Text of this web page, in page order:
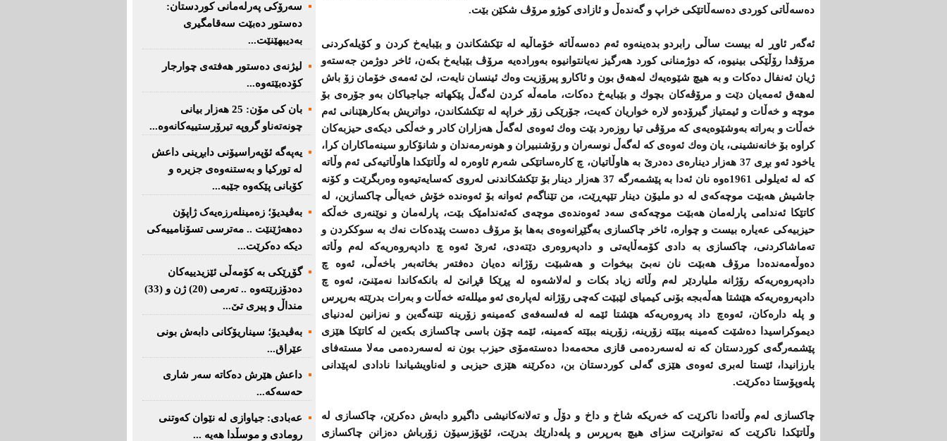
ده‌سه‌ڵاتی‌ كوردی‌ ده‌سه‌ڵاتێكی‌ خراپ و گه‌نده‌ڵ و ئازادی‌ كوژو مرۆڤ شكێن بێت.
ئه‌گه‌ر ئاوڕ له‌ بیست ساڵی‌ رابردو بده‌ینه‌وه‌ ئه‌م ده‌سه‌ڵاته‌ خۆماڵیه‌ له‌ تێكشكاندن و بێبایه‌خ كردن و كۆیله‌كردنی‌
مرۆڤدا رۆڵێكی‌ بینیوه‌، كه‌ دوژمنانی‌ كورد هه‌رگیز نه‌یانتوانیوه‌ به‌وراده‌یه‌ مرۆڤ بێبایه‌خ بكه‌ن، ئاخر دوژمن جه‌سته‌و
ژیان ئه‌نفال ده‌كات و به‌ هیچ شێوه‌یه‌ك له‌هه‌ق بون و ئاكارو پیرۆزیت وه‌ك ئینسان نایه‌ت، لێ‌ ئه‌مه‌ی‌ خۆمان زۆ باش
له‌هه‌ق ئه‌مه‌یان دێت و مرۆڤه‌كان بچوك و بێبایه‌خ ده‌كات، مامه‌ڵه‌ كردن له‌گه‌ڵ پێكهاته‌ جیاجیاكان به‌و جۆره‌ی‌ بۆ
موچه‌ و خه‌ڵات و ئیمتیاز گیرۆده‌و لاره‌ خواریان كه‌یت، جۆرێكی‌ زۆر خراپه‌ له‌ تێكشكاندن، دواتریش به‌كارهێنانی‌ ئه‌م
خه‌ڵات و به‌راته‌ به‌وشێوه‌یه‌ی‌ كه ‌مرۆڤی‌ تیا روزه‌رد بێت وه‌ك ئه‌وه‌ی‌ له‌گه‌ڵ هه‌زاران كادر و خه‌ڵكی‌ دیكه‌ی‌ حیزبه‌كان
كراوه‌ بۆ خانه‌نشینی،‌ یان وه‌ك ئه‌وه‌ی‌ كه‌ له‌گه‌ڵ نوسه‌ران و رۆشنبیران و هونه‌رمه‌ندان و شانۆكارو سینه‌ماكاران كرا،
یاخود ئه‌و بڕی‌ 37 هه‌زار دیناره‌ی‌ ده‌درێ‌ به‌ هاوڵاتیان، چ كاره‌ساتێكی‌ شه‌رم ئاوه‌ره‌ له ‌وڵاتێكدا هاوڵاتیه‌كی‌ ئه‌م وڵاته‌
كه‌ له ‌ئه‌یلولی‌ 1961ه‌وه‌ نان ئه‌دا به‌ پێشمه‌رگه‌ 37 هه‌زار دینار بۆ تێكشكاندنی‌ له‌روی‌ كه‌سایه‌تیه‌وه‌ وه‌ربگرێت و كۆنه‌
جاشیش هه‌بێت موچه‌كه‌ی‌ له‌ دو ملیۆن دینار تێپه‌ڕێت، من تێناگه‌م ئه‌وانه‌ بۆ ئه‌وه‌نده‌ خۆش خه‌یاڵی‌ چاكسازین، له‌
كاتێكا ئه‌ندامی‌ پارله‌مان هه‌بێت موچەکەی سه‌د ئه‌وه‌نده‌ی‌ موچەی كه‌ئه‌ندامێک بێت، پارله‌مان و نوێنه‌ری‌ خه‌ڵكه‌
حیزبیه‌كی‌ عه‌یاره‌ بیست و چواره‌، ئاخر چاكسازی‌ به‌گێڕانه‌وه‌ی‌ به‌ها بۆ مرۆڤ ده‌ست پێده‌كات نه‌ك به‌ سوككردن و
ته‌ماشاكردنی‌، چاكسازی‌ به‌ دادی‌ كۆمه‌ڵایه‌تی‌ و دادپه‌روه‌ری‌ دێته‌دی‌، ئه‌رێ‌ ئه‌وه‌ چ دادپه‌روه‌ریه‌كه‌ له‌م وڵاته‌
ده‌وڵه‌مه‌نده‌دا مرۆڤ هه‌بێت نان نه‌بێ‌ بیخوات و هه‌شبێت رۆژانه‌ ده‌یان ده‌فته‌ر بخاته‌به‌ر باخه‌ڵی‌، ئه‌وه‌ چ
دادپه‌روه‌ریه‌كه‌ رۆژانه‌ ملیاردێر له‌م وڵاته‌ زیاد بكات و له‌لاشه‌وه‌ له‌ پڕێكا قڕانێ‌ له‌ بانكه‌كاندا نه‌مێنێ‌، ئه‌وه‌ چ
دادپه‌روه‌ریه‌كه ‌هێشتا هه‌ڵه‌بجه‌ بۆنی‌ كیمیای‌ لێبێت كه‌چی‌ رۆژانه‌ له‌پاره‌ی‌ ئه‌و میلله‌ته‌ خه‌ڵات و به‌رات بدرێته‌ به‌رپرس
و پله‌ داره‌كان، ئه‌وه‌چ داد په‌روه‌ریه‌كه‌ هێشتا ئێمه‌ له‌ فه‌لسه‌فه‌ی‌ كه‌مینه‌و زۆرینه‌ تێنه‌گه‌ین و نه‌زانین له‌دنیای‌
دیموكراسیدا ده‌شێت كه‌مینه‌ ببێته‌ زۆرینه‌، زۆرینه‌ ببێته‌ كه‌مینه‌، ئێمه‌ چۆن باسی‌ چاكسازی‌ بكه‌ین له‌ كاتێكا هێزی‌
پێشمه‌رگه‌ی‌ كوردستان كه‌ نه ‌له‌سه‌رده‌می‌ قازی‌ محه‌مه‌دا ده‌سته‌مۆی‌ حیزب بون نه‌ له‌سه‌رده‌می‌ مه‌لا مسته‌فای‌
بارزانیدا، ئێستا له‌بری‌ ئه‌وه‌ی‌ هێزی‌ گه‌لی‌ كوردستان بن، ده‌كرێنه‌ هێزی‌ حیزبی‌ و له‌ناویشیاندا نادادی‌ له‌پێدانی‌
پله‌وپۆستا ده‌كرێت.
چاكسازی‌ له‌م وڵاته‌دا ناكرێت كه‌ خه‌ریكه‌ شاخ و داخ و دۆڵ و ته‌لانه‌كانیشی‌ داگیرو دابه‌ش ده‌كرێن، چاكسازی‌ له
‌وڵاتێكدا ناكرێت كه‌ نه‌توانرێت سزای‌ هیچ به‌رپرس و پله‌دارێك بدرێت، ئۆپۆزسیۆن زۆرباش ده‌زانن چاكسازی‌
سەرۆكی پەرلەمانی كوردستان:
دەستور دەبێت سەقامگیری
بەدیبهێنێت...
لیژنەی دەستور هەفتەی چوارجار
كۆدەبێتەوە...
بان كی مۆن: 25 هەزار بیانی
چونەتەناو گروپە تیرۆرستییەكانەوە...
یەپەگە ئۆپەراسیۆنی دابڕینی داعش
لە تورکیا و بەستنەوەی جزیرە و
کۆبانی پێکەوە جێبە...
بەڤیدیۆ؛ زەمینلەرزەیەک ژاپۆن
دەهەژێنێت .. مەترسی تسۆنامییەکی
دیکە دەکرێت...
گۆڕێکی بە کۆمەڵی ئێزیدییەکان
دەدۆزرێتەوە .. تەرمی (20) ژن و (33)
منداڵ و پیری تێ...
بەڤیدیۆ؛ سیناریۆکانی دابەش بونی
عێراق...
داعش هێرش دەکاتە سەر شاری
حەسەکە...
عه‌بادی: جیاوازی له‌ نێوان کەوتنی
رومادی و موسڵدا هه‌یه‌ ...